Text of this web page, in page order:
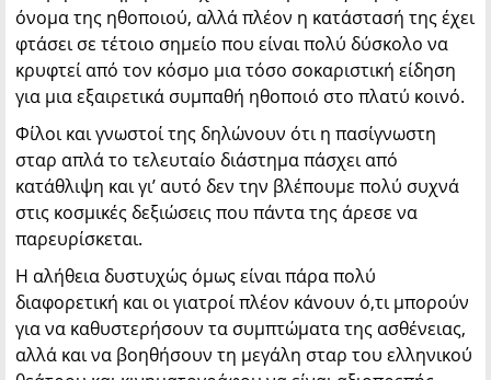
όνομα της ηθοποιού, αλλά πλέον η κατάστασή της έχει
φτάσει σε τέτοιο σημείο που είναι πολύ δύσκολο να
κρυφτεί από τον κόσμο μια τόσο σοκαριστική είδηση
για μια εξαιρετικά συμπαθή ηθοποιό στο πλατύ κοινό.
Φίλοι και γνωστοί της δηλώνουν ότι η πασίγνωστη
σταρ απλά το τελευταίο διάστημα πάσχει από
κατάθλιψη και γι’ αυτό δεν την βλέπουμε πολύ συχνά
στις κοσμικές δεξιώσεις που πάντα της άρεσε να
παρευρίσκεται.
Η αλήθεια δυστυχώς όμως είναι πάρα πολύ
διαφορετική και οι γιατροί πλέον κάνουν ό,τι μπορούν
για να καθυστερήσουν τα συμπτώματα της ασθένειας,
αλλά και να βοηθήσουν τη μεγάλη σταρ του ελληνικού